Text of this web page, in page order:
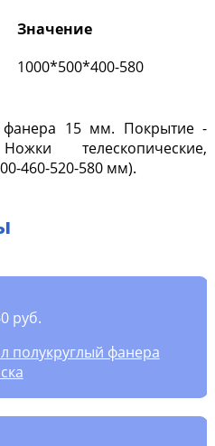
Значение
1000*500*400-580
фанера 15 мм. Покрытие -
телескопические,
460-520-580 мм).
руб.
полукруглый фанера